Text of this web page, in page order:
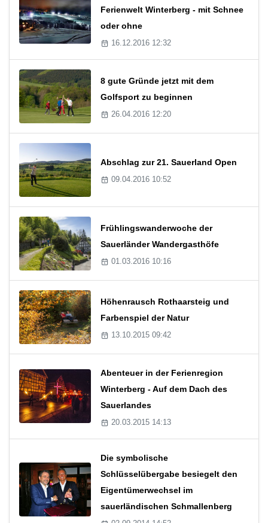
Ferienwelt Winterberg - mit Schnee
oder ohne
16.12.2016 12:32
8 gute Gründe jetzt mit dem
Golfsport zu beginnen
26.04.2016 12:20
Abschlag zur 21. Sauerland Open
09.04.2016 10:52
Frühlingswanderwoche der
Sauerländer Wandergasthöfe
01.03.2016 10:16
Höhenrausch Rothaarsteig und
Farbenspiel der Natur
13.10.2015 09:42
Abenteuer in der Ferienregion
Winterberg - Auf dem Dach des
Sauerlandes
20.03.2015 14:13
Die symbolische
Schlüsselübergabe besiegelt den
Eigentümerwechsel im
sauerländischen Schmallenberg